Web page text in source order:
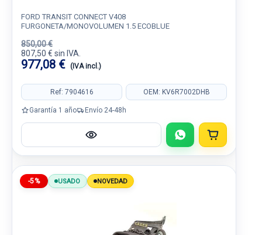
FORD TRANSIT CONNECT V408
FURGONETA/MONOVOLUMEN 1.5 ECOBLUE
850,00 €
807,50 € sin IVA.
977,08 € (IVA incl.)
Ref: 7904616 OEM: KV6R7002DHB
Garantía 1 año Envío 24-48h
-5% USADO NOVEDAD